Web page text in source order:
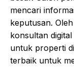
mencari
keputusan.
konsultan
untuk properti
terbaik untuk